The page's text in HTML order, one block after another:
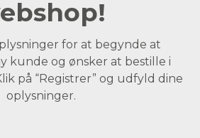
for at begynde at
kunde og ønsker at bestille i
på “Registrer” og udfyld dine
oplysninger.